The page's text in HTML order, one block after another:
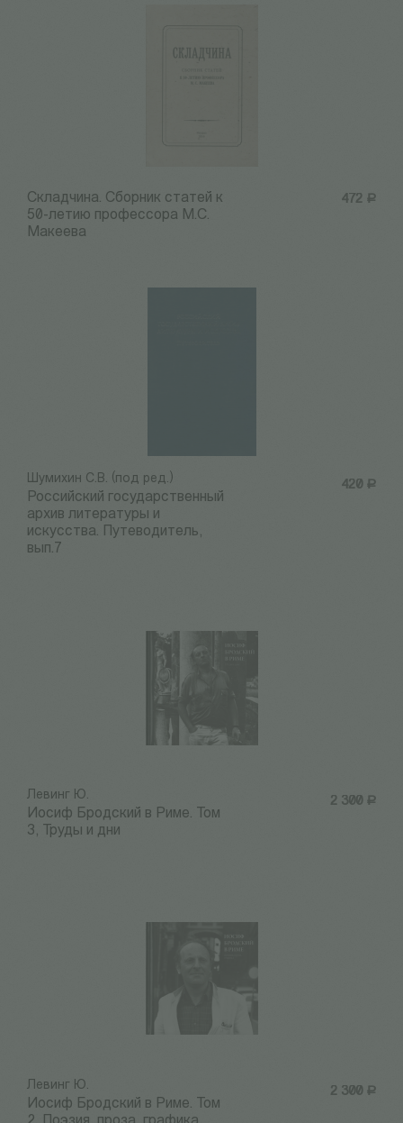
472 Р
Складчина. Сборник статей к
50-летию профессора М.С.
Макеева
420 Р
Шумихин С.В. (под ред.)
Российский государственный
архив литературы и
искусства. Путеводитель,
вып.7
2 300 Р
Левинг Ю.
Иосиф Бродский в Риме. Том
3, Труды и дни
2 300 Р
Левинг Ю.
Иосиф Бродский в Риме. Том